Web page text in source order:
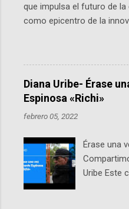
que impulsa el futuro de
como epicentro de la
hackathon global que
Agencia Espacial
la vida cotidiana. Este
Planetario de Bogotá del
Andes, reúne a expertos
Colombia y líderes del
por qué importa en
competencia mundial que
ciudades, donde
idear startups basadas en
como satélites y datos
Diana Uribe- Érase
Espinosa «Richi»
febrero 05, 2022
Érase una
Uribe Este